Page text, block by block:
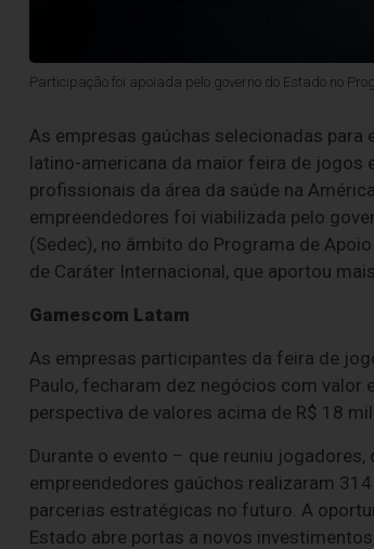
Participação foi apoiada pelo governo do Estado no
As empresas gaúchas selecionadas
latino-americana da maior feira de jogos
profissionais da área da saúde na
empreendedores foi viabilizada pelo
(Sedec), no âmbito do Programa de
de Caráter Internacional, que aportou
Gamescom Latam
As empresas participantes da feira de
Paulo, fecharam dez negócios com valor
perspectiva de valores acima de R$ 18
Durante o evento – que reuniu
empreendedores gaúchos realizaram
parcerias estratégicas no futuro. A
Estado abre portas a novos